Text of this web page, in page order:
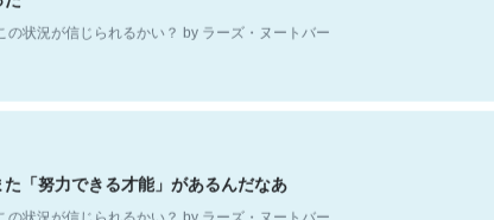
の状況が信じられるかい？ by ラーズ・ヌートバー
た「努力できる才能」があるんだなあ
の状況が信じられるかい？ by ラーズ・ヌートバー